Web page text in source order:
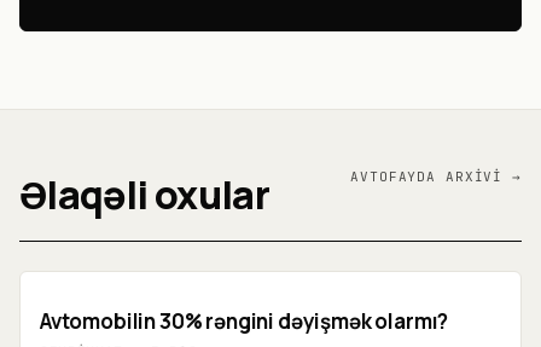
Əlaqəli oxular AVTO FAYDA ARXIVI →
Avtomobilin 30% rəngini dəyişmək olarmı?